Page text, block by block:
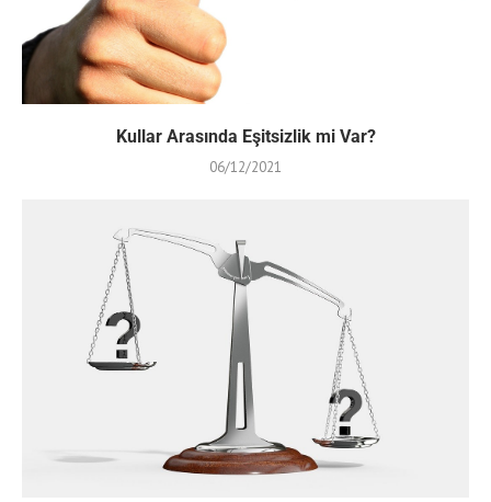
Kullar Arasında Eşitsizlik mi Var?
06/12/2021